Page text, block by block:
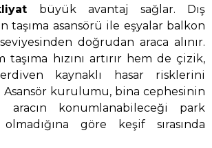
büyük avantaj sağlar. Dış
taşıma asansörü ile eşyalar balkon
doğrudan araca alınır.
hızını artırır hem de çizik,
kaynaklı hasar risklerini
Asansör kurulumu, bina cephesinin
konumlanabileceği park
göre keşif sırasında